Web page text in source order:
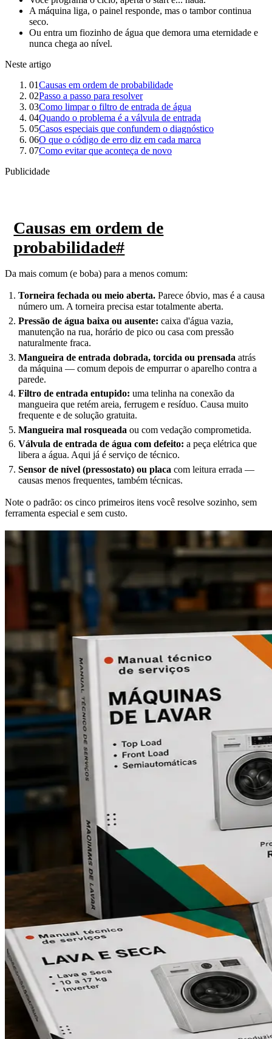
A máquina liga, o painel responde, mas o tambor continua
seco.
Ou entra um fiozinho de água que demora uma eternidade e
nunca chega ao nível.
Neste artigo
01Causas em ordem de probabilidade
02Passo a passo para resolver
03Como limpar o filtro de entrada de água
04Quando o problema é a válvula de entrada
05Casos especiais que confundem o diagnóstico
06O que o código de erro diz em cada marca
07Como evitar que aconteça de novo
Publicidade
Causas em ordem de
probabilidade#
Da mais comum (e boba) para a menos comum:
Torneira fechada ou meio aberta. Parece óbvio, mas é a causa
número um. A torneira precisa estar totalmente aberta.
Pressão de água baixa ou ausente: caixa d'água vazia,
manutenção na rua, horário de pico ou casa com pressão
naturalmente fraca.
Mangueira de entrada dobrada, torcida ou prensada atrás
da máquina — comum depois de empurrar o aparelho contra a
parede.
Filtro de entrada entupido: uma telinha na conexão da
mangueira que retém areia, ferrugem e resíduo. Causa muito
frequente e de solução gratuita.
Mangueira mal rosqueada ou com vedação comprometida.
Válvula de entrada de água com defeito: a peça elétrica que
libera a água. Aqui já é serviço de técnico.
Sensor de nível (pressostato) ou placa com leitura errada —
causas menos frequentes, também técnicas.
Note o padrão: os cinco primeiros itens você resolve sozinho, sem
ferramenta especial e sem custo.